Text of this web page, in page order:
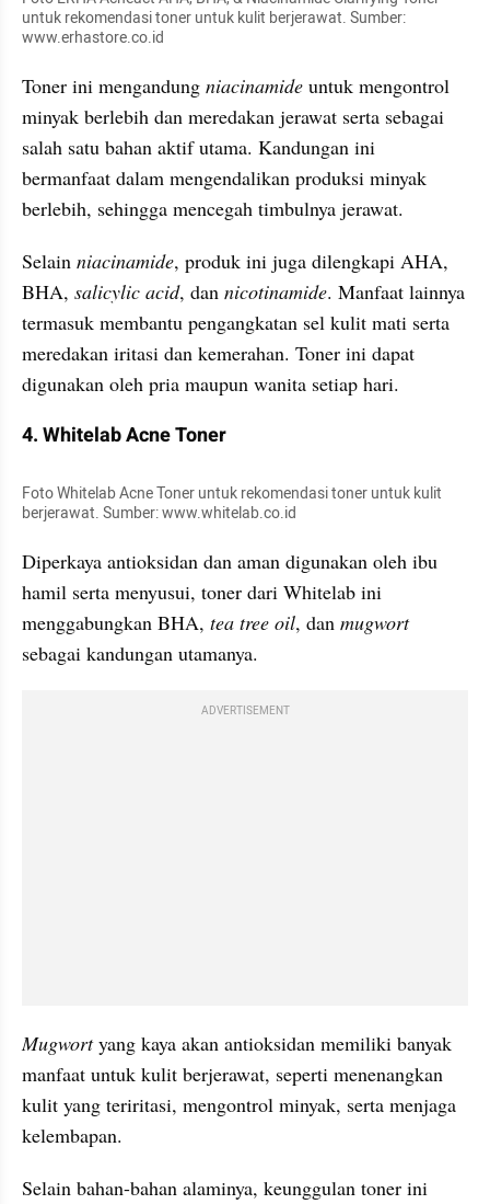
untuk rekomendasi toner untuk kulit berjerawat. Sumber:
www.erhastore.co.id
Toner ini mengandung niacinamide untuk mengontrol
minyak berlebih dan meredakan jerawat serta sebagai
salah satu bahan aktif utama. Kandungan ini
bermanfaat dalam mengendalikan produksi minyak
berlebih, sehingga mencegah timbulnya jerawat.
Selain niacinamide, produk ini juga dilengkapi AHA,
BHA, salicylic acid, dan nicotinamide. Manfaat lainnya
termasuk membantu pengangkatan sel kulit mati serta
meredakan iritasi dan kemerahan. Toner ini dapat
digunakan oleh pria maupun wanita setiap hari.
4. Whitelab Acne Toner
Foto Whitelab Acne Toner untuk rekomendasi toner untuk kulit
berjerawat. Sumber: www.whitelab.co.id
Diperkaya antioksidan dan aman digunakan oleh ibu
hamil serta menyusui, toner dari Whitelab ini
menggabungkan BHA, tea tree oil, dan mugwort
sebagai kandungan utamanya.
ADVERTISEMENT
Mugwort yang kaya akan antioksidan memiliki banyak
manfaat untuk kulit berjerawat, seperti menenangkan
kulit yang teriritasi, mengontrol minyak, serta menjaga
kelembapan.
Selain bahan-bahan alaminya, keunggulan toner ini